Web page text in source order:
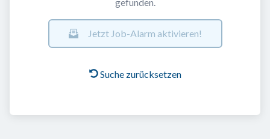
Jetzt Job-Alarm aktivieren!
Suche zurücksetzen